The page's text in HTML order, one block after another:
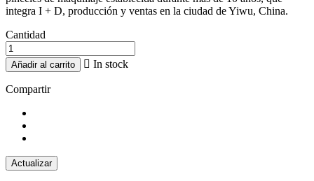
integra I + D, producción y ventas en la ciudad de Yiwu, China.
Cantidad
Añadir al carrito  In stock
Compartir